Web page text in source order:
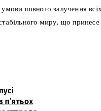
повного залучення
миру, що принесе
п’ятьох